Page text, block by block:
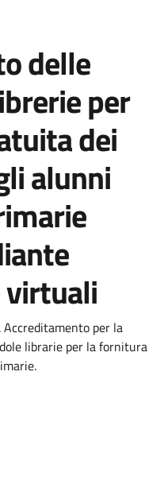
delle
per
dei
alunni
virtuali
Accreditamento per la
librarie per la fornitura